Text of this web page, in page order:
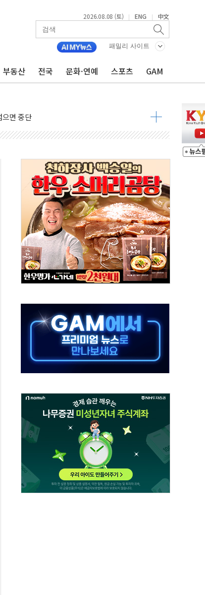
2026.08.08 (토) | ENG | 中文
패밀리 사이트
부동산 전국 문화·연예 스포츠 GAM
상승… STOXX 600 지수는 나흘 연속 최고치
협에 맞설 자체 억지력 강화